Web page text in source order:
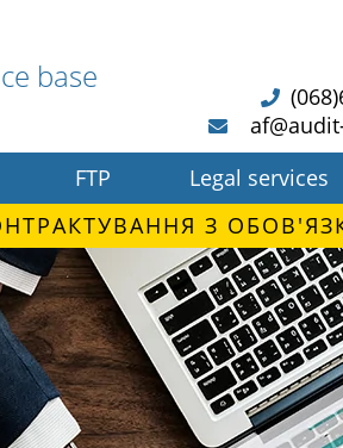
base
FTP Legal services
З